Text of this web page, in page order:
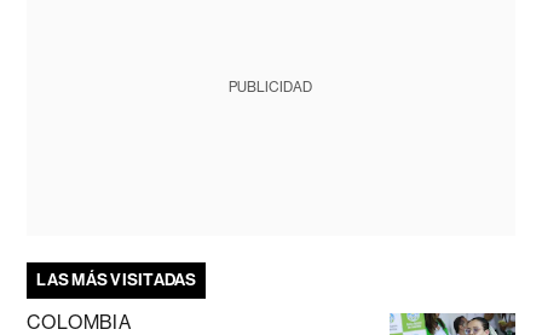
PUBLICIDAD
LAS MÁS VISITADAS
COLOMBIA